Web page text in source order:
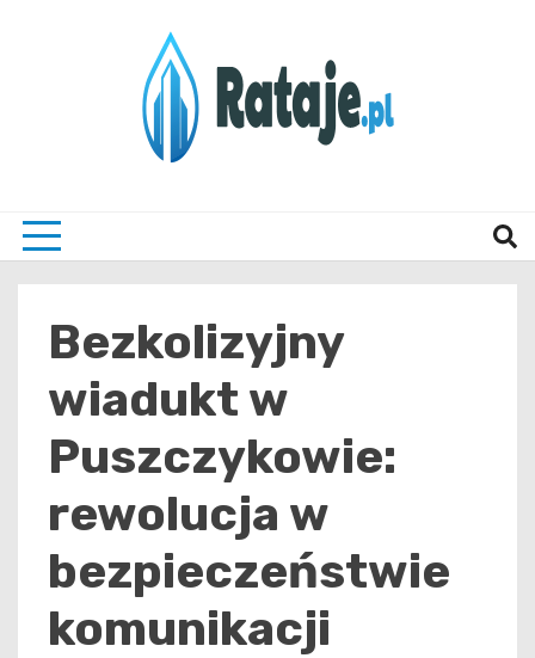
Bezkolizyjny
wiadukt w
Puszczykowie:
rewolucja w
bezpieczeństwie
komunikacji